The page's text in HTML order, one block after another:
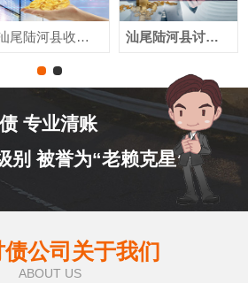
汕尾陆河县收账公司 汕尾陆河县讨账公司
专业清账
别 被誉为“老赖克星”
公司关于我们
ABOUT US